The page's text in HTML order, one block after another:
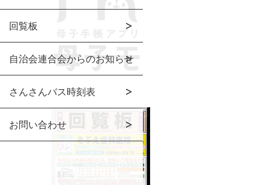
回覧板
自治会連合会からのお知らせ
さんさんバス時刻表
お問い合わせ